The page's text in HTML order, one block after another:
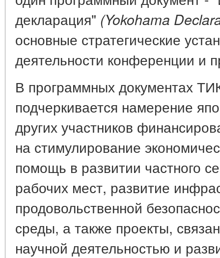
декларация" (Yokohama
основные стратегические
деятельности конференции и
В программных документах
подчеркивается намерение
других участников
на стимулирование
помощь в развитии частного
рабочих мест, развитие
продовольственной
среды, а также проекты,
научной деятельностью и